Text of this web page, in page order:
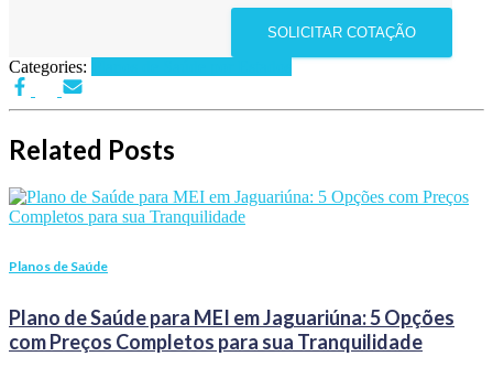
SOLICITAR COTAÇÃO
Categories:
Related Posts
Planos de Saúde
Plano de Saúde para MEI em Jaguariúna: 5 Opções
com Preços Completos para sua Tranquilidade